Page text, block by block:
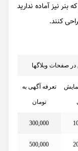
نیز آماده ندارید
کنند.
صفحات وبلاگها
تعرفه آگهی به
تومان
300,000
500,000